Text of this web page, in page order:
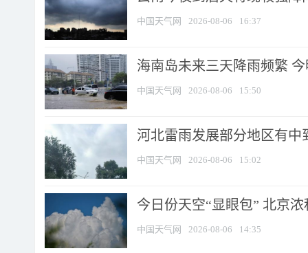
中国天气网 2026-08-06 16:37
海南岛未来三天降雨频繁
中国天气网 2026-08-06 15:50
河北雷雨发展部分地区有中
中国天气网 2026-08-06 15:02
今日份天空“显眼包” 北京
中国天气网 2026-08-06 14:35